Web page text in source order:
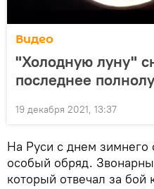
Видео
"Холодную луну"
последнее
19 декабря 2021, 13:37
На Руси с днем зимнего
особый обряд.
который отвечал за